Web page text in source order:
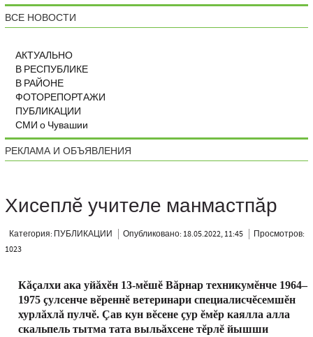
ВСЕ НОВОСТИ
АКТУАЛЬНО
В РЕСПУБЛИКЕ
В РАЙОНЕ
ФОТОРЕПОРТАЖИ
ПУБЛИКАЦИИ
СМИ о Чувашии
РЕКЛАМА И ОБЪЯВЛЕНИЯ
Хисеплĕ учителе манмастпăр
Категория: ПУБЛИКАЦИИ Опубликовано: 18.05.2022, 11:45
Просмотров:
1023
Кăçалхи ака уйăхĕн 13-мĕшĕ Вăрнар техникумĕнче 1964–
1975 çулсенче вĕреннĕ ветеринари специалисчĕсемшĕн
хурлăхлă пулчĕ. Çав кун вĕсене çур ĕмĕр каялла алла
скальпель тытма тата выльăхсене тĕрлĕ йышши